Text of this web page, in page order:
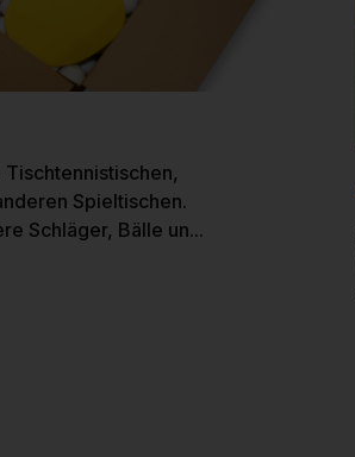
Spieltischen.
Schläger, Bälle un...